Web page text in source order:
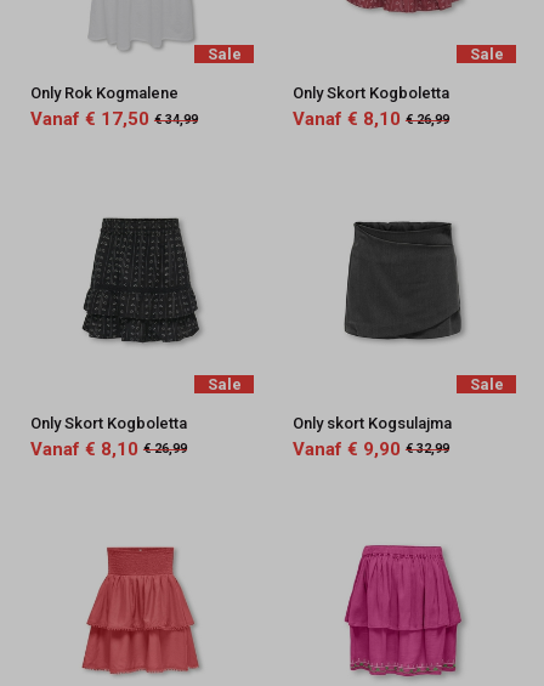
Sale
Only Rok Kogmalene
Vanaf € 17,50 € 34,99
Sale
Only Skort Kogboletta
Vanaf € 8,10 € 26,99
Sale
Only Skort Kogboletta
Vanaf € 8,10 € 26,99
Sale
Only skort Kogsulajma
Vanaf € 9,90 € 32,99